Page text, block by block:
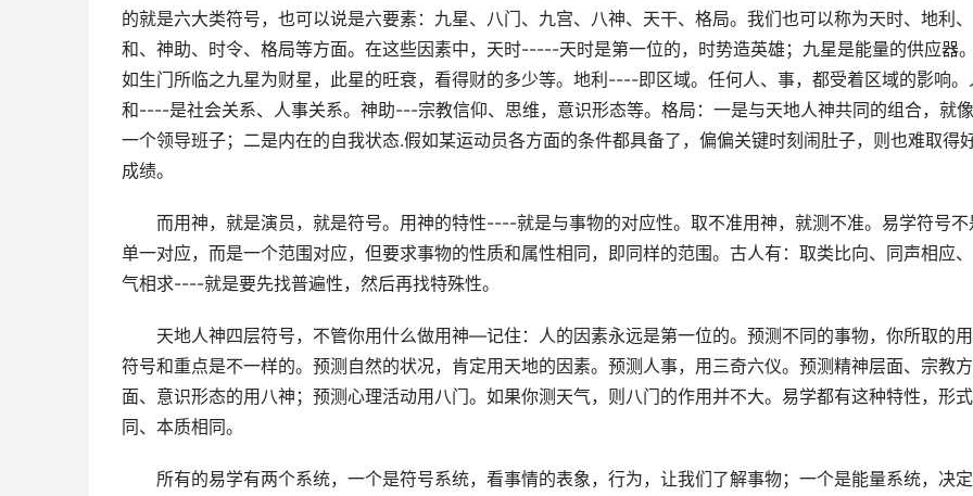
的就是六大类符号，也可以说是六要素：九星、八门、九宫、八神、天干、格局。我们也可以称为天时、地利
和、神助、时令、格局等方面。在这些因素中，天时-----天时是第一位的，时势造英雄；九星是能量的供应器。
如生门所临之九星为财星，此星的旺衰，看得财的多少等。地利----即区域。任何人、事，都受着区域的影响。
和----是社会关系、人事关系。神助---宗教信仰、思维，意识形态等。格局：一是与天地人神共同的组合，就像
一个领导班子；二是内在的自我状态.假如某运动员各方面的条件都具备了，偏偏关键时刻闹肚子，则也难取得
成绩。
而用神，就是演员，就是符号。用神的特性----就是与事物的对应性。取不准用神，就测不准。易学符号不
单一对应，而是一个范围对应，但要求事物的性质和属性相同，即同样的范围。古人有：取类比向、同声相应
气相求----就是要先找普遍性，然后再找特殊性。
天地人神四层符号，不管你用什么做用神—记住：人的因素永远是第一位的。预测不同的事物，你所取的
符号和重点是不一样的。预测自然的状况，肯定用天地的因素。预测人事，用三奇六仪。预测精神层面、宗教方
面、意识形态的用八神；预测心理活动用八门。如果你测天气，则八门的作用并不大。易学都有这种特性，形
同、本质相同。
所有的易学有两个系统，一个是符号系统，看事情的表象，行为，让我们了解事物；一个是能量系统，决